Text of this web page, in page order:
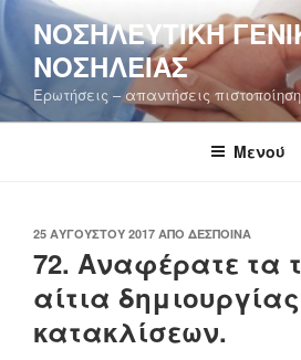
Μετάβαση
στο
περιεχόμενο
ΝΟΣΗΛΕΥΤΙΚΉ
ΝΟΣΗΛΕΊΑΣ
Ερωτήσεις – απαντήσεις
Μενού
ΔΗΜΟΣΙΕΎΤΗΚΕ
ΣΤΙΣ
25 ΑΥΓΟΎΣΤΟΥ 2017 ΑΠΌ ΔΈΣΠΟΙΝΑ
72. Αναφέρατε τα
αίτια δημιουργίας
κατακλίσεων.